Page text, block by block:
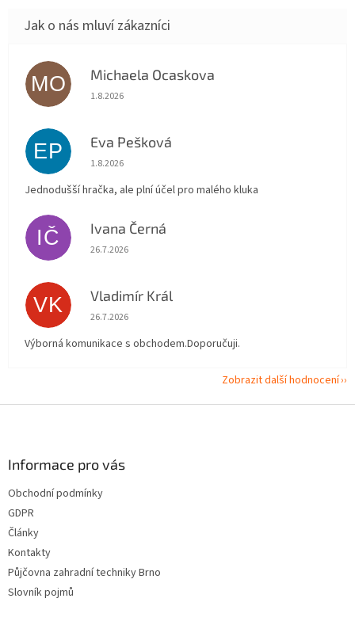
MO Michaela Ocaskova
Hodnocení obchodu je 5 z 5 hvězdiček.
1.8.2026
EP Eva Pešková
Hodnocení obchodu je 5 z 5 hvězdiček.
1.8.2026
Jednodušší hračka, ale plní účel pro malého kluka
IČ Ivana Černá
Hodnocení obchodu je 5 z 5 hvězdiček.
26.7.2026
VK Vladimír Král
Hodnocení obchodu je 5 z 5 hvězdiček.
26.7.2026
Výborná komunikace s obchodem.Doporučuji.
Zobrazit další hodnocení
Informace pro vás
Obchodní podmínky
GDPR
Články
Kontakty
Půjčovna zahradní techniky Brno
Slovník pojmů